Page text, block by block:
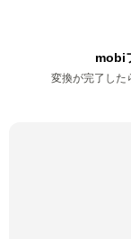
mobi
変換が完了した